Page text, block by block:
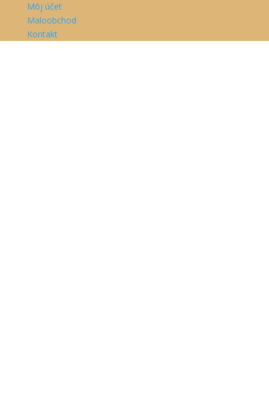
Môj účet
Maloobchod
Kontakt